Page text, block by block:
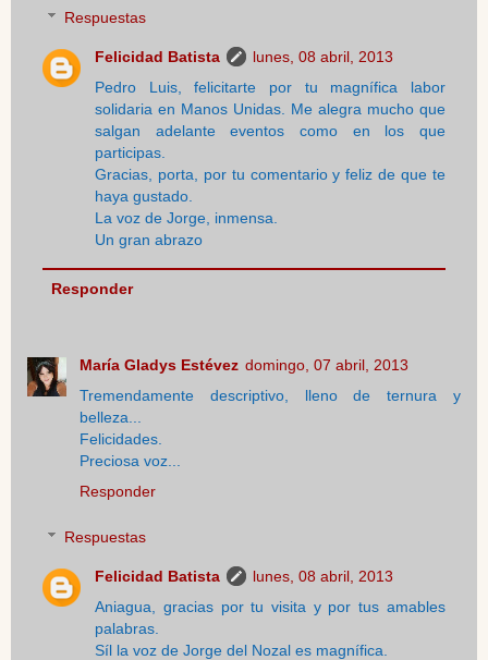
Respuestas
Felicidad Batista
lunes, 08 abril, 2013
Pedro Luis, felicitarte por tu magnífica labor
solidaria en Manos Unidas. Me alegra mucho que
salgan adelante eventos como en los que
participas.
Gracias, porta, por tu comentario y feliz de que te
haya gustado.
La voz de Jorge, inmensa.
Un gran abrazo
Responder
María Gladys Estévez domingo, 07 abril, 2013
Tremendamente descriptivo, lleno de ternura y
belleza...
Felicidades.
Preciosa voz...
Responder
Respuestas
Felicidad Batista
lunes, 08 abril, 2013
Aniagua, gracias por tu visita y por tus amables
palabras.
Síl la voz de Jorge del Nozal es magnífica.